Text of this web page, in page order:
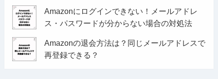
Amazonにログインできない！メールアドレ
ス・パスワードが分からない場合の対処法
Amazonの退会方法は？同じメールアドレスで
再登録できる？